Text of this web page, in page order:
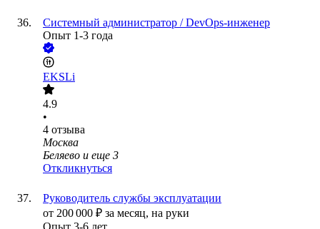
Системный администратор / DevOps-инженер
Опыт 1-3 года
EKSLi
4.9
•
4 отзыва
Москва
Беляево и еще 3
Откликнуться
Руководитель службы эксплуатации
от 200 000 ₽ за месяц, на руки